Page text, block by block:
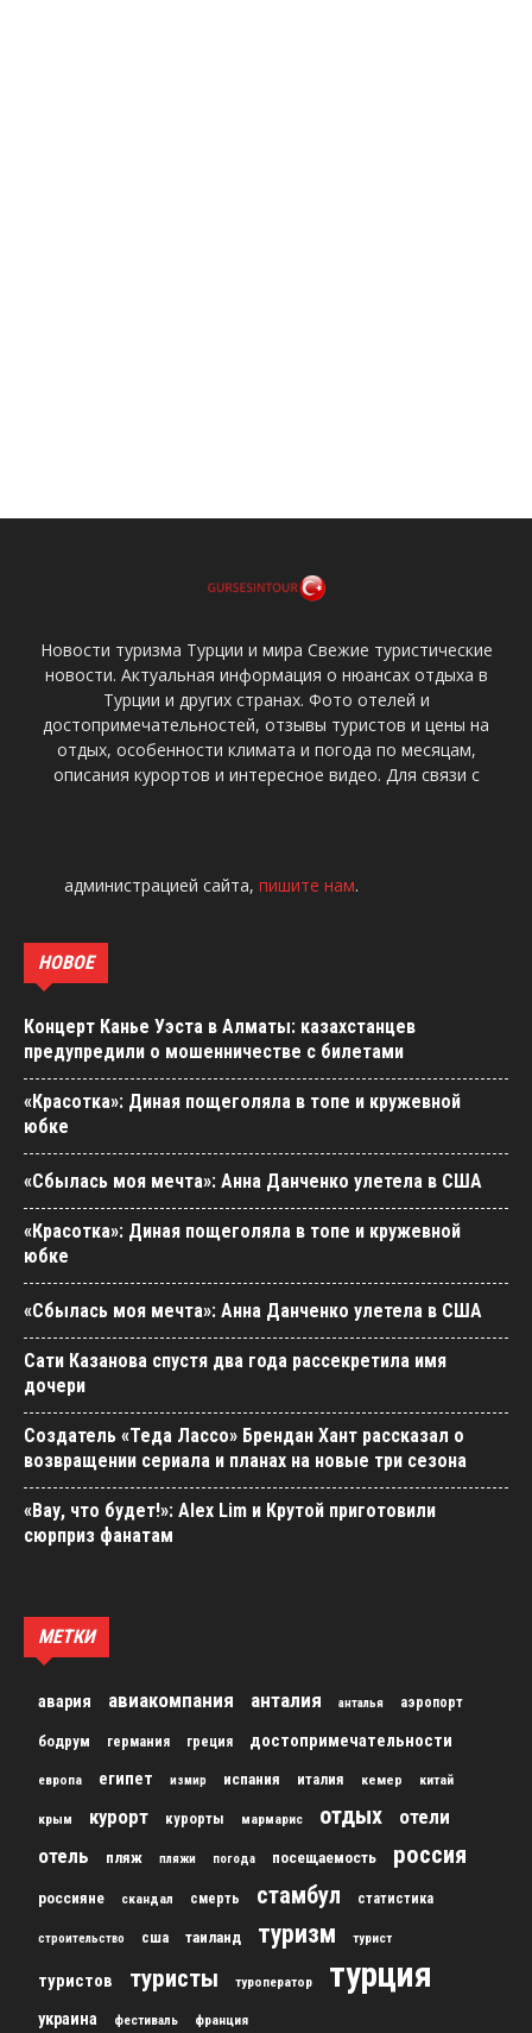
Новости туризма Турции и мира Свежие туристические
новости. Актуальная информация о нюансах отдыха в
Турции и других странах. Фото отелей и
достопримечательностей, отзывы туристов и цены на
отдых, особенности климата и погода по месяцам,
описания курортов и интересное видео. Для связи с
администрацией сайта, пишите нам.
НОВОЕ
Концерт Канье Уэста в Алматы: казахстанцев
предупредили о мошенничестве с билетами
«Красотка»: Диная пощеголяла в топе и кружевной
юбке
«Сбылась моя мечта»: Анна Данченко улетела в США
«Красотка»: Диная пощеголяла в топе и кружевной
юбке
«Сбылась моя мечта»: Анна Данченко улетела в США
Сати Казанова спустя два года рассекретила имя
дочери
Создатель «Теда Лассо» Брендан Хант рассказал о
возвращении сериала и планах на новые три сезона
«Вау, что будет!»: Alex Lim и Крутой приготовили
сюрприз фанатам
МЕТКИ
авария авиакомпания анталия анталья аэропорт
бодрум германия греция достопримечательности
европа египет измир испания италия кемер китай
крым курорт курорты мармарис отдых
отели
отель
пляж пляжи погода посещаемость россия
россияне скандал смерть стамбул статистика
строительство сша таиланд туризм турист
туристов туристы туроператор турция
украина фестиваль франция